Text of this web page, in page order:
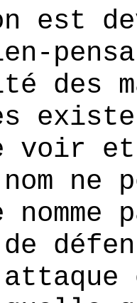
est
des
voir et
nom
nomme
de